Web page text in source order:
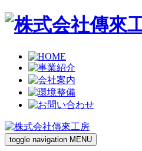
toggle navigation MENU